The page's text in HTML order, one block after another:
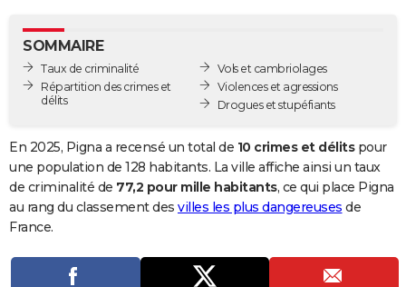
GUIDES D'ACHAT
BONS PLANS
Carte de Noël
Carte Bonne année
Carte Saint-Valentin
Carte Pâques
Carte d'anniversaire
DICTIONNAIRE
Dictionnaire
Biographies
Citations
Expressions
Proverbes
PROGRAMME TV
Se connecter
Entreprises
Service militaire
Avis de recherche
AVIS DE DÉCÈS
SOMMAIRE
Taux de criminalité
Répartition des crimes et
délits
Vols et cambriolages
Violences et agressions
Drogues et stupéfiants
En 2025, Pigna a recensé un total de 10 crimes et délitspour
une population de 128 habitants. La ville affiche ainsi un taux
de criminalité de 77,2 pour mille habitants, ce qui place Pigna
au rang du classement des villes les plus dangereuses de
France.